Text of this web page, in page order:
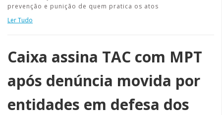
prevenção e punição de quem pratica os atos
Ler Tudo
Caixa assina TAC com MPT
após denúncia movida por
entidades em defesa dos